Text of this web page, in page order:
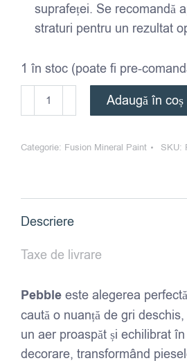
suprafeței. Se recomandă
straturi pentru un rezultat
1 în stoc (poate fi pre-
Cantitate
Fusion
Paint
Adaugă în coș
Categorie: Fusion Mineral Paint SKU:
Descriere
Taxe de livrare
Pebble este alegerea
caută o nuanță de gri
un aer proaspăt și echilibrat
decorare, transformând